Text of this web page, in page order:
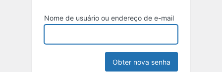
Nome de usuário ou endereço de e-mail